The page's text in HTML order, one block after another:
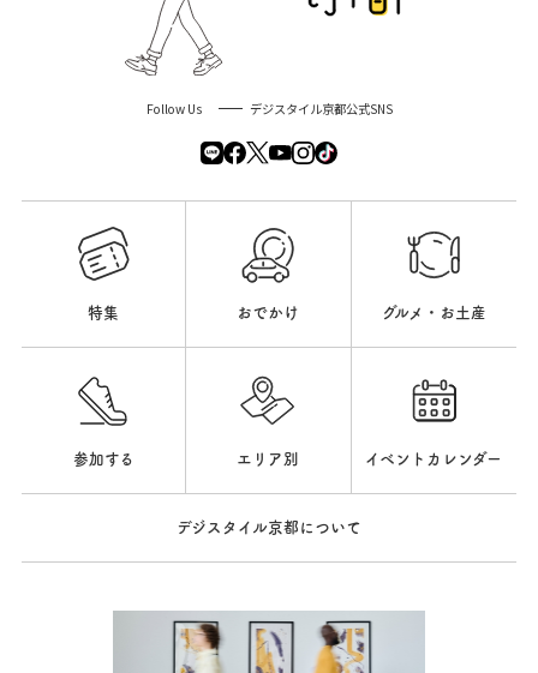
Follow Us デジスタイル京都公式SNS
特集 おでかけ グルメ・お土産
参加する エリア別 イベントカレンダー
デジスタイル京都について